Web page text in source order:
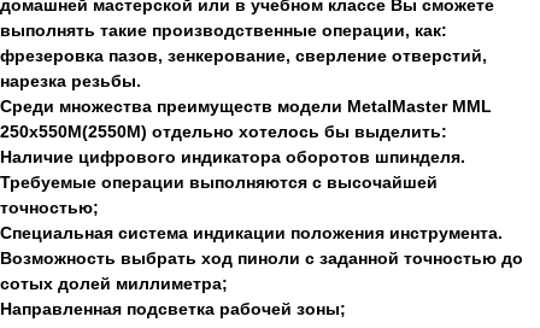
домашней мастерской или в учебном классе Вы сможете
выполнять такие производственные операции, как:
фрезеровка пазов, зенкерование, сверление отверстий,
нарезка резьбы.
Среди множества преимуществ модели MetalMaster MML
250х550М(2550М) отдельно хотелось бы выделить:
Наличие цифрового индикатора оборотов шпинделя.
Требуемые операции выполняются с высочайшей
точностью;
Специальная система индикации положения инструмента.
Возможность выбрать ход пиноли с заданной точностью до
сотых долей миллиметра;
Направленная подсветка рабочей зоны;